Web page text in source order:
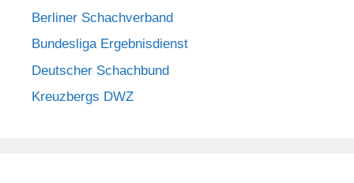
Berliner Schachverband
Bundesliga Ergebnisdienst
Deutscher Schachbund
Kreuzbergs DWZ